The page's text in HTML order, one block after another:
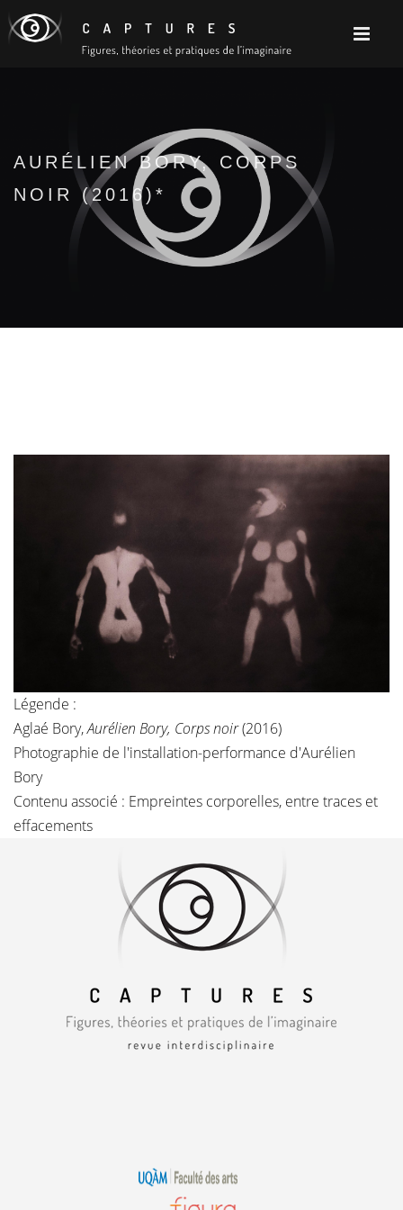
AURÉLIEN BORY, CORPS
NOIR (2016)*
Légende :
Aglaé Bory,Aurélien Bory, Corps noir(2016)
Photographie de l'installation-performance d'Aurélien
Bory
Contenu associé : Empreintes corporelles, entre traces et
effacements